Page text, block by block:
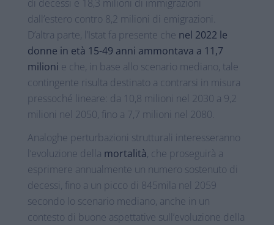
di decessi e 18,3 milioni di immigrazioni
dall’estero contro 8,2 milioni di emigrazioni.
D’altra parte, l’Istat fa presente che nel 2022 le
donne in età 15-49 anni ammontava a 11,7
milioni e che, in base allo scenario mediano, tale
contingente risulta destinato a contrarsi in misura
pressoché lineare: da 10,8 milioni nel 2030 a 9,2
milioni nel 2050, fino a 7,7 milioni nel 2080.
Analoghe perturbazioni strutturali interesseranno
l’evoluzione della mortalità, che proseguirà a
esprimere annualmente un numero sostenuto di
decessi, fino a un picco di 845mila nel 2059
secondo lo scenario mediano, anche in un
contesto di buone aspettative sull’evoluzione della